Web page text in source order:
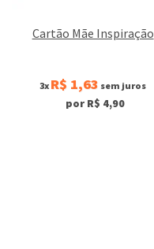
Cartão Mãe Inspiração
3x R$ 1,63 sem juros
por R$ 4,90